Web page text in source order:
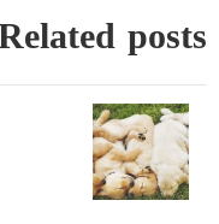
posts